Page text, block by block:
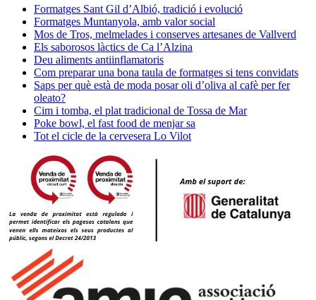
Formatges Sant Gil d’Albió, tradició i evolució
Formatges Muntanyola, amb valor social
Mos de Tros, melmelades i conserves artesanes de Vallverd
Els saborosos làctics de Ca l’Alzina
Deu aliments antiinflamatoris
Com preparar una bona taula de formatges si tens convidats
Saps per què està de moda posar oli d’oliva al cafè per fer
oleato?
Cim i tomba, el plat tradicional de Tossa de Mar
Poke bowl, el fast food de menjar sa
Tot el cicle de la cervesera Lo Vilot